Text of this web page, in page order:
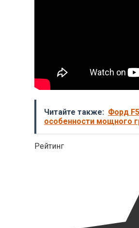
Читайте также: Форд
особенности мощного
Рейтинг